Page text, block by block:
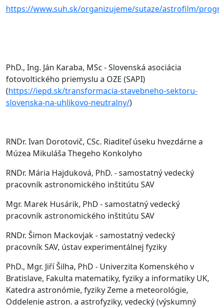
https://www.suh.sk/organizujeme/sutaze/astrofilm/
PhD., Ing. Ján Karaba, MSc - Slovenská asociácia
fotovoltického priemyslu a OZE (SAPI)
(https://iepd.sk/transformacia-stavebneho-sektoru-
slovenska-na-uhlikovo-neutralny/)
RNDr. Ivan Dorotovič, CSc. Riaditeľ úseku hvezdárne a
Múzea Mikuláša Thegeho Konkolyho
RNDr. Mária Hajduková, PhD. - samostatný vedecký
pracovník astronomického inštitútu SAV
Mgr. Marek Husárik, PhD - samostatný vedecký
pracovník astronomického inštitútu SAV
RNDr. Šimon Mackovjak - samostatný vedecký
pracovník SAV, ústav experimentálnej fyziky
PhD., Mgr. Jiří Šilha, PhD - Univerzita Komenského v
Bratislave, Fakulta matematiky, fyziky a informatiky UK,
Katedra astronómie, fyziky Zeme a meteorológie,
Oddelenie astron. a astrofyziky, vedecký (výskumný